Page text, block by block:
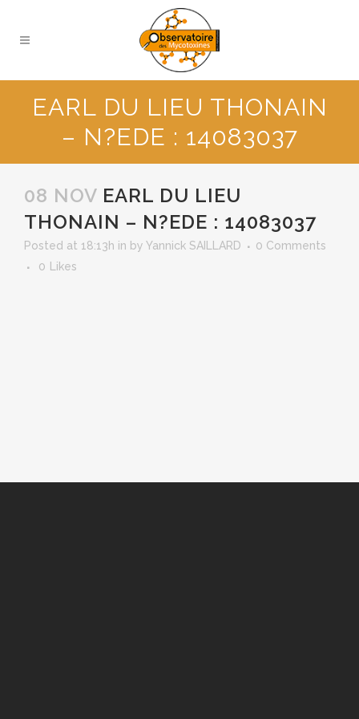
EARL DU LIEU THONAIN
– N?EDE : 14083037
08 NOV EARL DU LIEU
THONAIN – N?EDE : 14083037
Posted at 18:13h in by Yannick SAILLARD
0 Comments
0
Likes